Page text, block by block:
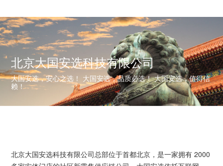
北京大国安选科技有限公司
大国安选，安心之选！ 大国安选，品质必选！ 大国安选，值得信
赖！
北京大国安选科技有限公司总部位于首都北京，是一家拥有 2000